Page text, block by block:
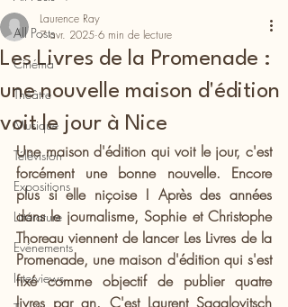
All Posts
Cinéma
Théâtre
Musique
Télévision
Expositions
Littérature
Evénements
Interviews
Les Livres de la Promenade :
une nouvelle maison d'édition
voit le jour à Nice
Laurence Ray
7 avr. 2025 6 min de lecture
Une maison d'édition qui voit le jour, c'est
forcément une bonne nouvelle. Encore
plus si elle niçoise ! Après des années
dans le journalisme, Sophie et Christophe
Thoreau viennent de lancer Les Livres de la
Promenade, une maison d'édition qui s'est
fixé comme objectif de publier quatre
livres par an. C'est Laurent Sagalovitsch